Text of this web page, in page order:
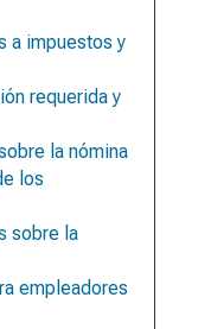
a impuestos y
requerida y
la nómina
los
sobre la
empleadores